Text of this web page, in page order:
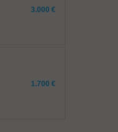
3.000 €
1.700 €